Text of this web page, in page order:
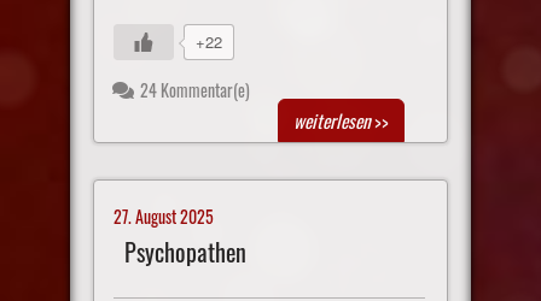
+22
24 Kommentar(e)
weiterlesen>>
27. August 2025
Psychopathen